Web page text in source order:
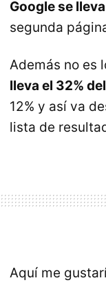
Google se
segunda
Además no es
lleva el 32%
12% y así va
lista de
Aquí me